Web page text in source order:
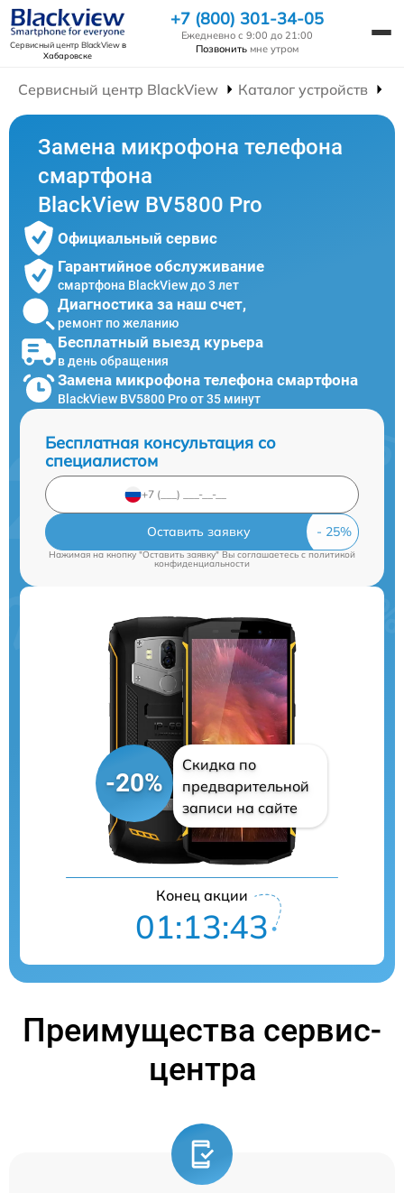
Сервисный центр BlackViewв
Хабаровске
+7 (800) 301-34-05
Ежедневно с 9:00 до 21:00
Позвонить мне утром
Сервисный центр BlackView Каталог устройств
Замена микрофона телефона
смартфона
BlackView BV5800 Pro
Официальный сервис
Гарантийное обслуживание
смартфона BlackView до 3 лет
Диагностика за наш счет,
ремонт по желанию
Бесплатный выезд курьера
в день обращения
Замена микрофона телефона смартфона
BlackView BV5800 Pro от 35 минут
Бесплатная консультация со
специалистом
Оставить заявку
Нажимая на кнопку "Оставить заявку" Вы соглашаетесь cполитикой
конфиденциальности
-20%
Скидка по
предварительной
записи на сайте
Конец акции
01:13:42
Преимущества сервис-
центра